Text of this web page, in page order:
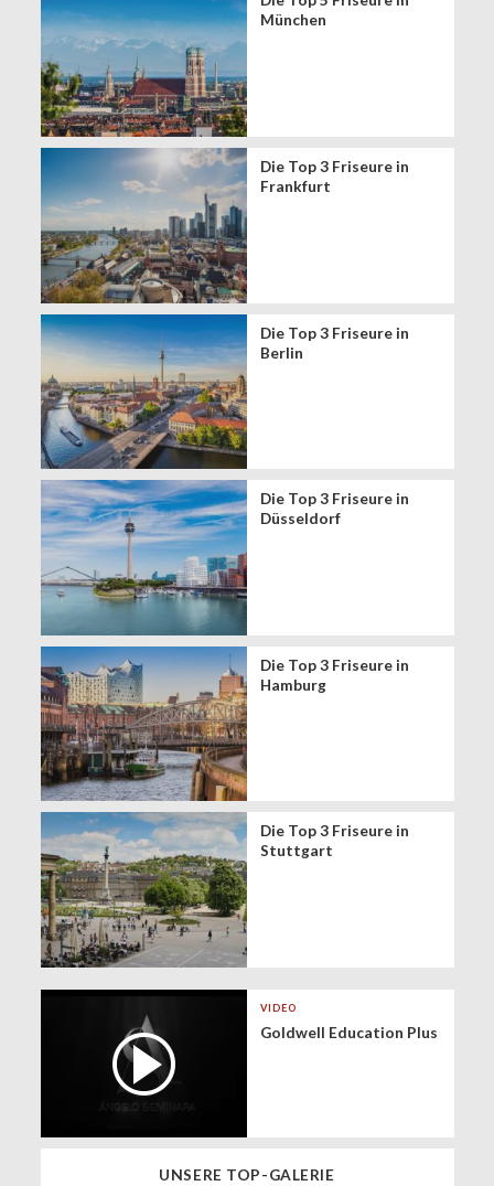
München
Die Top 3 Friseure in
Frankfurt
Die Top 3 Friseure in
Berlin
Die Top 3 Friseure in
Düsseldorf
Die Top 3 Friseure in
Hamburg
Die Top 3 Friseure in
Stuttgart
VIDEO
Goldwell Education Plus
UNSERE TOP-GALERIE